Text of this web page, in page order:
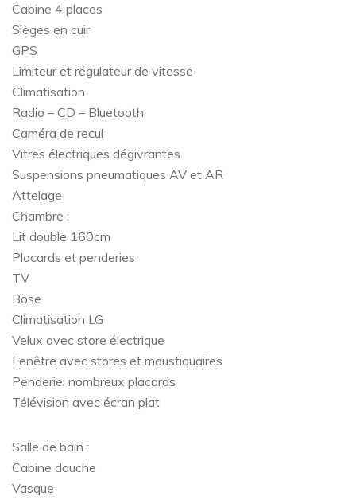
Cabine 4 places
Sièges en cuir
GPS
Limiteur et régulateur de vitesse
Climatisation
Radio – CD – Bluetooth
Caméra de recul
Vitres électriques dégivrantes
Suspensions pneumatiques AV et AR
Attelage
Chambre :
Lit double 160cm
Placards et penderies
TV
Bose
Climatisation LG
Velux avec store électrique
Fenêtre avec stores et moustiquaires
Penderie, nombreux placards
Télévision avec écran plat
Salle de bain :
Cabine douche
Vasque